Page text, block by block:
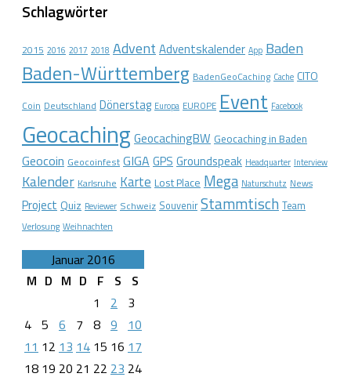
Schlagwörter
2015 2016 2017 2018 Advent Adventskalender App Baden
Baden-Württemberg BadenGeoCaching Cache CITO
Coin Deutschland Dönerstag Europa EUROPE Event Facebook
Geocaching GeocachingBW Geocaching in Baden
Geocoin Geocoinfest GIGA GPS Groundspeak Headquarter Interview
Kalender Karlsruhe Karte Lost Place Mega Naturschutz News
Project Quiz Reviewer Schweiz Souvenir Stammtisch Team
Verlosung Weihnachten
Januar 2016
M D M D F S
S
1
2
3
4 5 6 7 8 9
10
11 12 13 14 15 16 17
18 19 20 21 22 23 24